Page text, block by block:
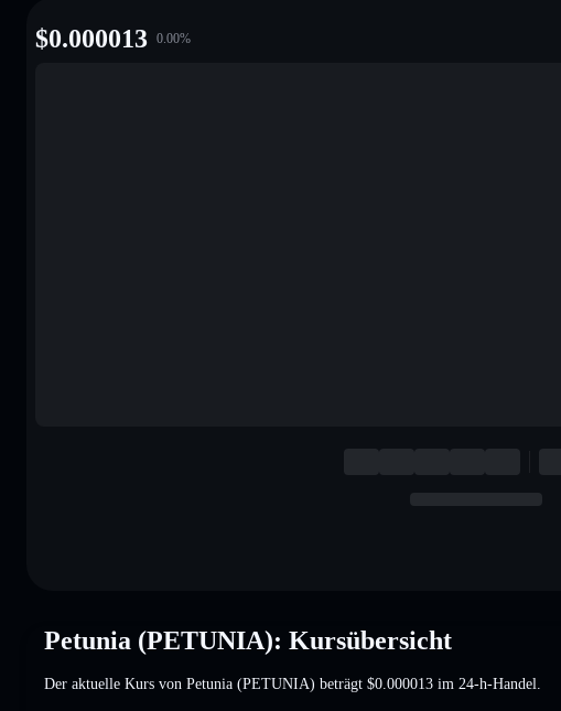
$0.000013 0.00%
Petunia (PETUNIA): Kursübersicht
Der aktuelle Kurs von Petunia (PETUNIA) beträgt $0.000013 im 24-h-Handel.